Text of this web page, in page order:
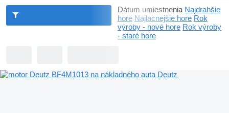
Dátum umiestnenia Najdrahšie
hore Najlacnejšie hore Rok
výroby - nové hore Rok výroby
- staré hore